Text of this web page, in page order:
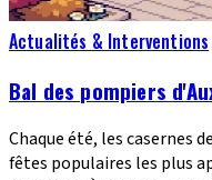
Actualités & Interventions
Bal des pompiers
Chaque été, les casernes
fêtes populaires les plus